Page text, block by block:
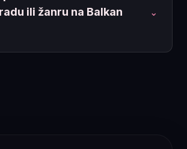
ili žanru na Balkan
⌄